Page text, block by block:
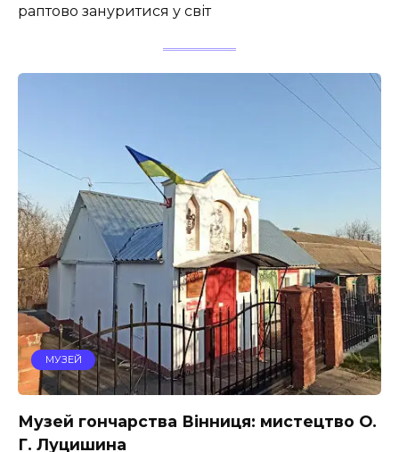
раптово зануритися у світ
МУЗЕЙ
Музей гончарства Вінниця: мистецтво О.
Г. Луцишина